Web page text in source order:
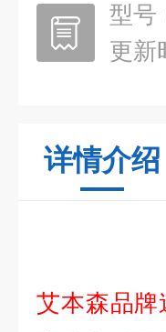
型号
更新
详情介绍
艾本森品